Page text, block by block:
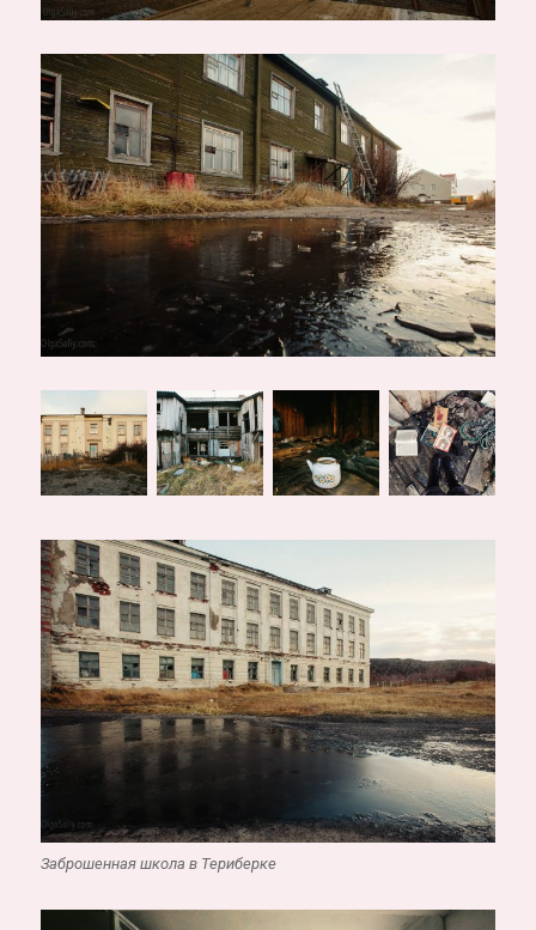
Заброшенная школа в Териберке